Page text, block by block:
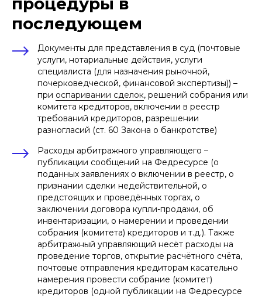
последующем
Документы для представления в суд (почтовые
услуги, нотариальные действия, услуги
специалиста (для назначения рыночной,
почерковедческой, финансовой экспертизы)) –
при оспаривании сделок, решений собрания или
комитета кредиторов, включении в реестр
требований кредиторов, разрешении
разногласий (ст. 60 Закона о банкротстве)
Расходы арбитражного управляющего –
публикации сообщений на Федресурсе (о
поданных заявлениях о включении в реестр, о
признании сделки недействительной, о
предстоящих и проведённых торгах, о
заключении договора купли-продажи, об
инвентаризации, о намерении и проведении
собрания (комитета) кредиторов и т.д.). Также
арбитражный управляющий несёт расходы на
проведение торгов, открытие расчётного счёта,
почтовые отправления кредиторам касательно
намерения провести собрание (комитет)
кредиторов (одной публикации на Федресурсе
БЕРЕСТЕНЬ ДМИТРИЙ
СЕРГЕЕВИЧ
+7
Отправить
старший юрист и руководитель блока
корпоративной работы
рекомендованный юристПраво-300
Нажимая кнопку «Отправить», вы даетесогласие на
обработку персональных данных в соответствии с
политикойобработки персональных данных